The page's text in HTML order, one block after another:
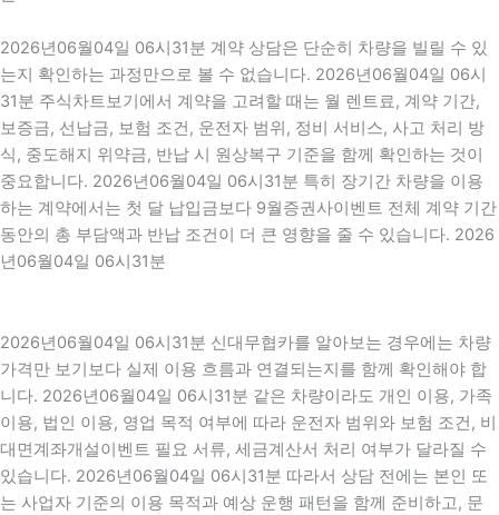
2026년06월04일 06시31분 계약 상담은 단순히 차량을 빌릴 수 있
는지 확인하는 과정만으로 볼 수 없습니다. 2026년06월04일 06시
31분 주식차트보기에서 계약을 고려할 때는 월 렌트료, 계약 기간,
보증금, 선납금, 보험 조건, 운전자 범위, 정비 서비스, 사고 처리 방
식, 중도해지 위약금, 반납 시 원상복구 기준을 함께 확인하는 것이
중요합니다. 2026년06월04일 06시31분 특히 장기간 차량을 이용
하는 계약에서는 첫 달 납입금보다 9월증권사이벤트 전체 계약 기간
동안의 총 부담액과 반납 조건이 더 큰 영향을 줄 수 있습니다. 2026
년06월04일 06시31분
2026년06월04일 06시31분 신대무협카를 알아보는 경우에는 차량
가격만 보기보다 실제 이용 흐름과 연결되는지를 함께 확인해야 합
니다. 2026년06월04일 06시31분 같은 차량이라도 개인 이용, 가족
이용, 법인 이용, 영업 목적 여부에 따라 운전자 범위와 보험 조건, 비
대면계좌개설이벤트 필요 서류, 세금계산서 처리 여부가 달라질 수
있습니다. 2026년06월04일 06시31분 따라서 상담 전에는 본인 또
는 사업자 기준의 이용 목적과 예상 운행 패턴을 함께 준비하고, 문